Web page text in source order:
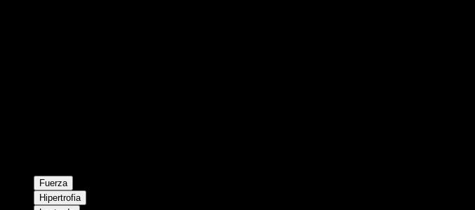
Fuerza
Hipertrofia